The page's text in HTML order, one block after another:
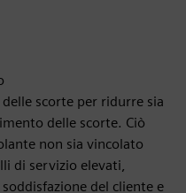
scorte per ridurre sia
delle scorte. Ciò
non sia vincolato
di servizio elevati,
del cliente e